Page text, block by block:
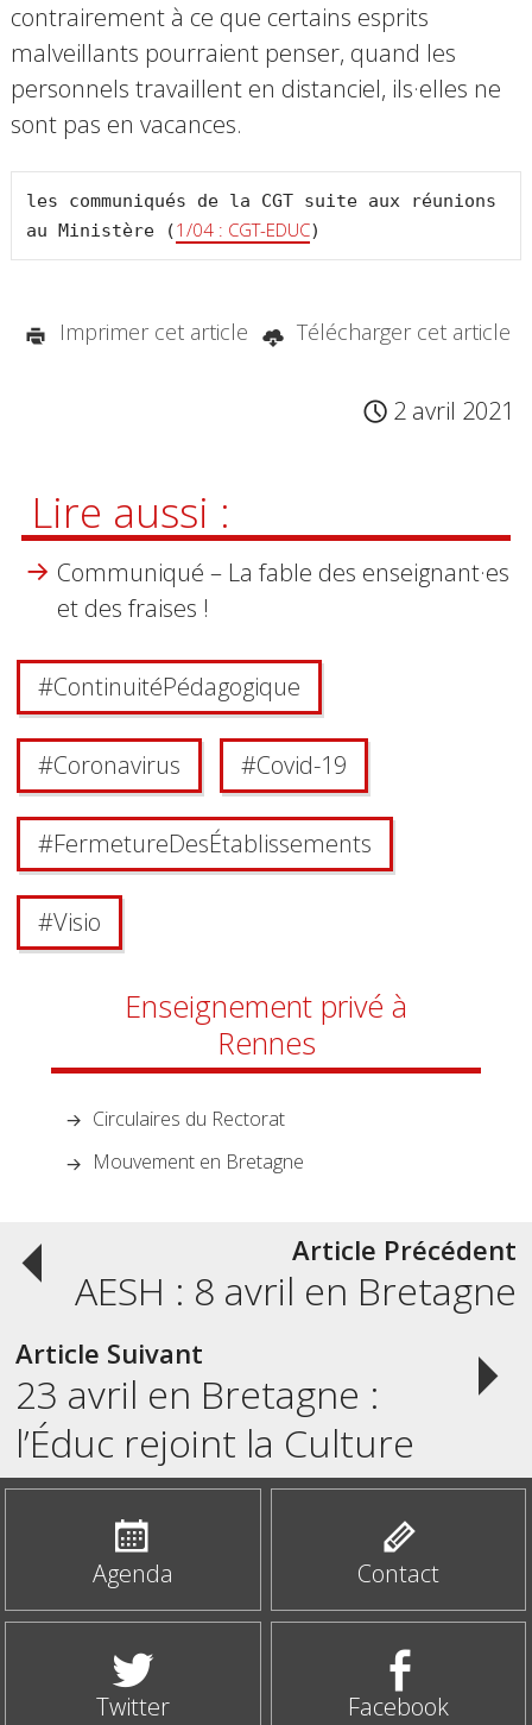
contrairement à ce que certains esprits
malveillants pourraient penser, quand les
personnels travaillent en distanciel, ils·elles ne
sont pas en vacances.
les communiqués de la CGT suite aux réunions
au Ministère (1/04 : CGT-EDUC)
Imprimer cet article Télécharger cet article
2 avril 2021
Lire aussi :
Communiqué – La fable des enseignant·es
et des fraises !
#Continuité Pédagogique
#Coronavirus #Covid-19
#Fermeture Des Établissements
#Visio
Enseignement privé à
Rennes
Circulaires du Rectorat
Mouvement en Bretagne
Post
navigation
Article Précédent
AESH : 8 avril en Bretagne
Article Suivant
23 avril en Bretagne :
l’Éduc rejoint la Culture
Agenda Contact
Twitter Facebook